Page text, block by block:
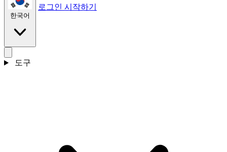
한국어
로그인 시작하기
도구